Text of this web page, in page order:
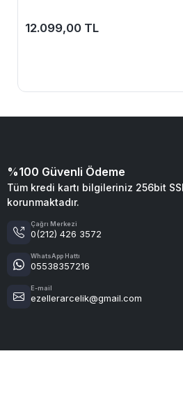
12.099,00 TL
%100 Güvenli Ödeme
Tüm kredi kartı bilgileriniz 256bit
korunmaktadır.
Çağrı Merkezi
0(212) 426 3572
WhatsApp Hattı
05538357216
E-mail
ezellerarcelik@gmail.com